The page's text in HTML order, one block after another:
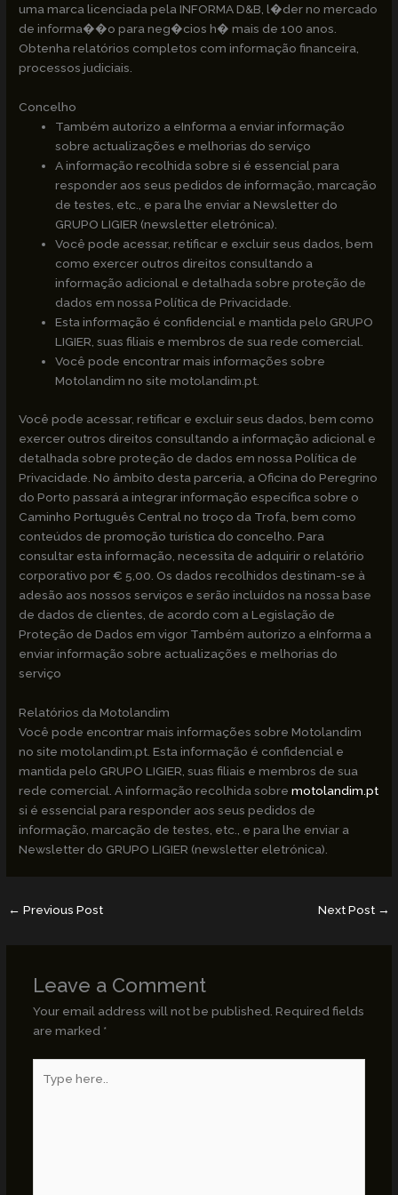
uma marca licenciada pela INFORMA D&B, l�der no mercado
de informa��o para neg�cios h� mais de 100 anos.
Obtenha relatórios completos com informação financeira,
processos judiciais.
Concelho
Também autorizo a eInforma a enviar informação
sobre actualizações e melhorias do serviço
A informação recolhida sobre si é essencial para
responder aos seus pedidos de informação, marcação
de testes, etc., e para lhe enviar a Newsletter do
GRUPO LIGIER (newsletter eletrónica).
Você pode acessar, retificar e excluir seus dados, bem
como exercer outros direitos consultando a
informação adicional e detalhada sobre proteção de
dados em nossa Política de Privacidade.
Esta informação é confidencial e mantida pelo GRUPO
LIGIER, suas filiais e membros de sua rede comercial.
Você pode encontrar mais informações sobre
Motolandim no site motolandim.pt.
Você pode acessar, retificar e excluir seus dados, bem como
exercer outros direitos consultando a informação adicional e
detalhada sobre proteção de dados em nossa Política de
Privacidade. No âmbito desta parceria, a Oficina do Peregrino
do Porto passará a integrar informação específica sobre o
Caminho Português Central no troço da Trofa, bem como
conteúdos de promoção turística do concelho. Para
consultar esta informação, necessita de adquirir o relatório
corporativo por € 5,00. Os dados recolhidos destinam-se à
adesão aos nossos serviços e serão incluídos na nossa base
de dados de clientes, de acordo com a Legislação de
Proteção de Dados em vigor Também autorizo a eInforma a
enviar informação sobre actualizações e melhorias do
serviço
Relatórios da Motolandim
Você pode encontrar mais informações sobre Motolandim
no site motolandim.pt. Esta informação é confidencial e
mantida pelo GRUPO LIGIER, suas filiais e membros de sua
rede comercial. A informação recolhida sobremotolandim.pt
si é essencial para responder aos seus pedidos de
informação, marcação de testes, etc., e para lhe enviar a
Newsletter do GRUPO LIGIER (newsletter eletrónica).
← Previous Post Next Post →
Leave a Comment
Your email address will not be published. Required fields
are marked *
here..